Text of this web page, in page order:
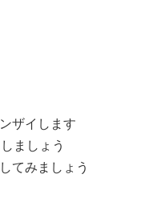
ザイします
ましょう
てみましょう